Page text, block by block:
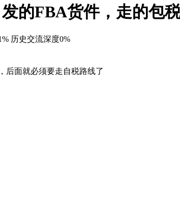
的FBA货件，走的包
历史交流深度0%
后面就必须要走自税路线了